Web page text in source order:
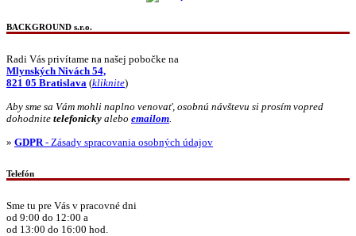
BACKGROUND s.r.o.
Radi Vás privítame na našej pobočke na
Mlynských Nivách 54,
821 05 Bratislava (kliknite)
Aby sme sa Vám mohli naplno venovať, osobnú návštevu si prosím vopred
dohodnite telefonicky alebo emailom
» GDPR - Zásady spracovania osobných údajov
Telefón
Sme tu pre Vás v pracovné dni
od 9:00 do 12:00 a
od 13:00 do 16:00 hod.